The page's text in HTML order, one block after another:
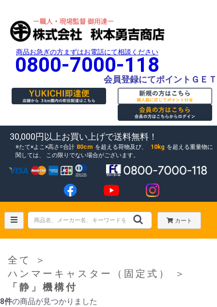
商品お急ぎの方まずはお電話にて相談ください
0800-7000-118
会員登録にてポイントＧＥＴ
30,000円以上お買い上げで送料無料！
たて×よこ×高さ=合計 80cm を超える荷物及び、 10kg を超える重量物に
関しては、
この限りでない場合がございます。
カート
全て
＞
ハンマーキャスター（固定式）
＞
「静」機構付
8件の商品が見つかりました